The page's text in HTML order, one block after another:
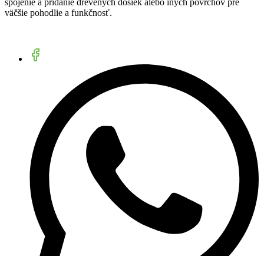
väčšie pohodlie a funkčnosť.